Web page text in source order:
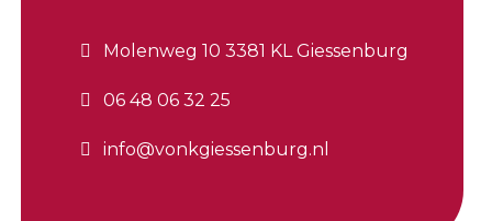
Molenweg 10 3381 KL Giessenburg
06 48 06 32 25
info@vonkgiessenburg.nl